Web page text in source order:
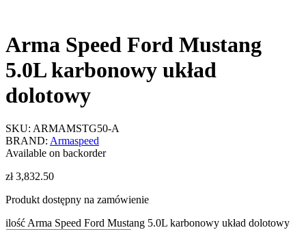
Arma Speed Ford Mustang
5.0L karbonowy układ
dolotowy
SKU: ARMAMSTG50-A
BRAND: Armaspeed
Available on backorder
zł3,832.50
Produkt dostępny na zamówienie
ilość Arma Speed Ford Mustang 5.0L karbonowy układ dolotowy